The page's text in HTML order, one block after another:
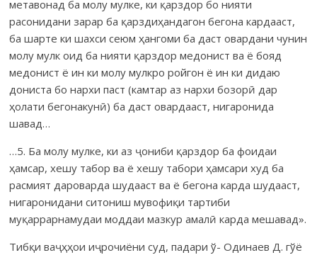
метавонад ба молу мулке, ки қарздор бо нияти
расонидани зарар ба қарздиҳандагон бегона кардааст,
ба шарте ки шахси сеюм ҳангоми ба даст овардани чунин
молу мулк оид ба нияти қарздор медонист ва ё бояд
медонист ё ин ки молу мулкро ройгон ё ин ки дидаю
дониста бо нархи паст (камтар аз нархи бозорӣ дар
ҳолати бегонакунӣ) ба даст овардааст, нигаронида
шавад…
…5. Ба молу мулке, ки аз ҷониби қарздор ба фоидаи
ҳамсар, хешу табор ва ё хешу табори ҳамсари худ ба
расмият дароварда шудааст ва ё бегона карда шудааст,
нигаронидани ситониш мувофиқи тартиби
муқаррарнамудаи моддаи мазкур амалӣ карда мешавад».
Тибқи ваҷҳҳои иҷрочиёни суд, падари ў- Одинаев Д. гўё